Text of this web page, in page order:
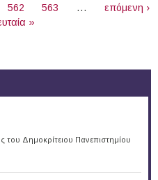
562 563 …
επόμενη ›
»
του Δημοκρίτειου Πανεπιστημίου